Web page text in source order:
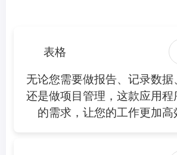
表格
无论您需要做报告、记录数据
还是做项目管理，这款应用程
的需求，让您的工作更加高